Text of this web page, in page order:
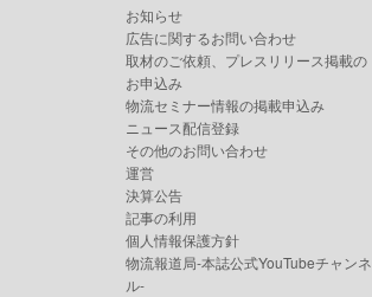
お知らせ
広告に関するお問い合わせ
取材のご依頼、プレスリリース掲載の
お申込み
物流セミナー情報の掲載申込み
ニュース配信登録
その他のお問い合わせ
運営
決算公告
記事の利用
個人情報保護方針
物流報道局-本誌公式YouTubeチャンネ
ル-